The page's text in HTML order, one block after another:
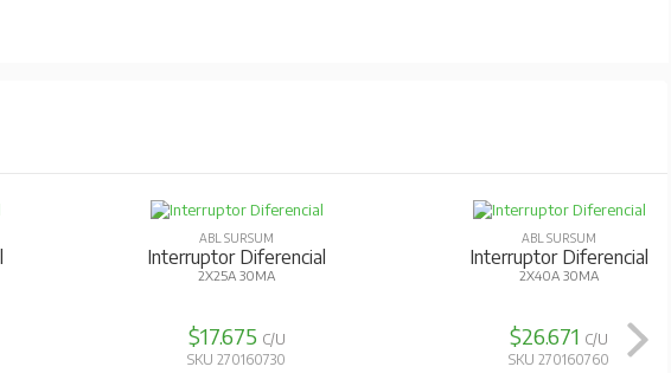
ABL SURSUM
Interruptor Diferencial
2X25A 30MA
$17.675 C/U
SKU 270160730
ABL SURSUM
Interruptor Diferencial
2X40A 30MA
$26.671 C/U
SKU 270160760